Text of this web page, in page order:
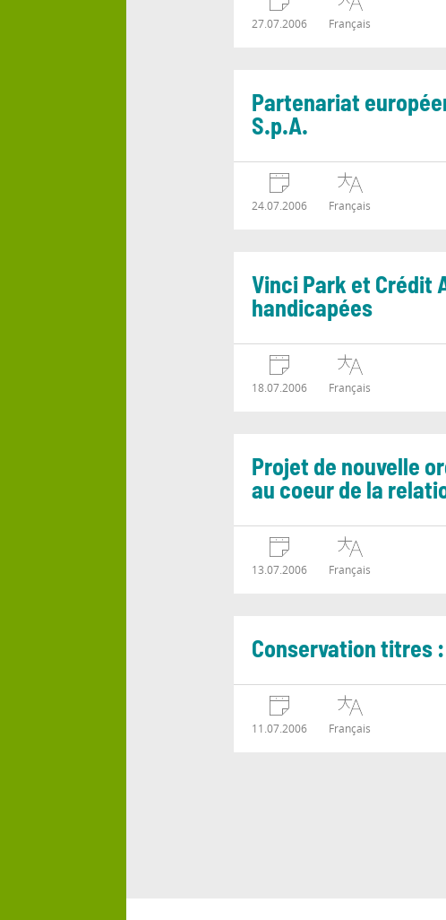
27.07.2006 Français
Partenariat
S.p.A.
24.07.2006 Français
Vinci Park et Crédit
handicapées
18.07.2006 Français
Projet de nouvelle
au coeur de la
13.07.2006 Français
Conservation titres
11.07.2006 Français